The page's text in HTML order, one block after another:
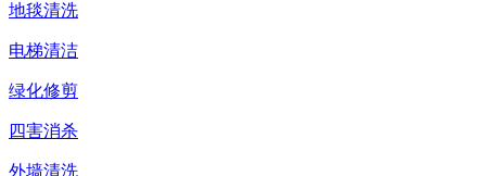
地毯清洗
电梯清洁
绿化修剪
四害消杀
外墙清洗